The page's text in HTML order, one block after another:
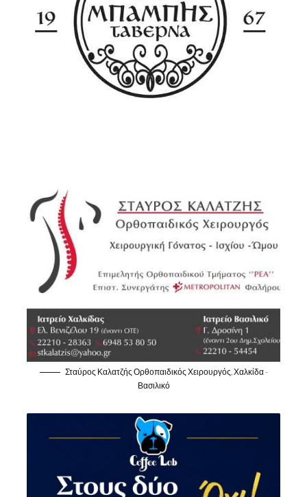
Σταύρος Καλατζής Ορθοπαιδικός Χειρουργός, Χαλκίδα -
Βασιλικό